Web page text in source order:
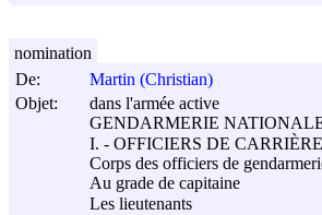
De:
Martin (Christian)
Objet:
dans l'armée active
GENDARMERIE
I. - OFFICIERS DE CARRIÈRE
Corps des officiers de
Au grade de capitaine
Les lieutenants
nomination